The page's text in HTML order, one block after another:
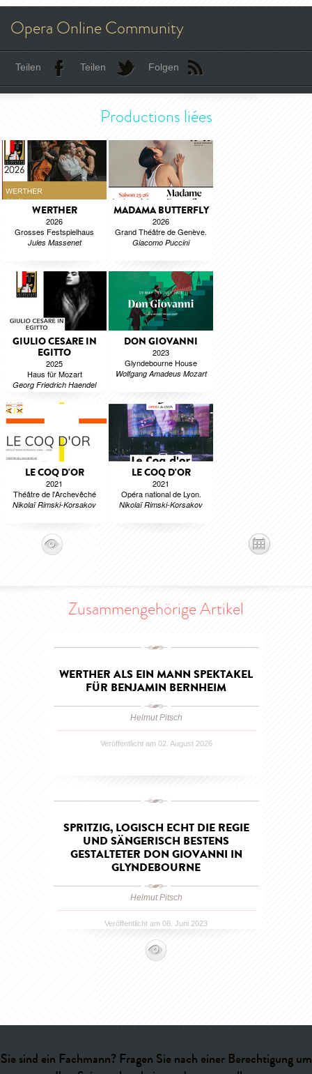
Opera Online Community
Teilen Teilen Folgen
Productions liées
WERTHER
2026
Grosses Festspielhaus
Jules Massenet
MADAMA BUTTERFLY
2026
Grand Théâtre de Genève.
Giacomo Puccini
GIULIO CESARE IN
EGITTO
2025
Haus für Mozart
Georg Friedrich Haendel
DON GIOVANNI
2023
Glyndebourne House
Wolfgang Amadeus Mozart
LE COQ D'OR
2021
Théâtre de l'Archevêché
Nikolaï Rimski-Korsakov
LE COQ D'OR
2021
Opéra national de Lyon.
Nikolaï Rimski-Korsakov
Zusammengehörige Artikel
WERTHER ALS EIN MANN SPEKTAKEL
FÜR BENJAMIN BERNHEIM
Helmut Pitsch
Veröffentlicht am 02. August 2026
SPRITZIG, LOGISCH ECHT DIE REGIE
UND SÄNGERISCH BESTENS
GESTALTETER DON GIOVANNI IN
GLYNDEBOURNE
Helmut Pitsch
Veröffentlicht am 08. Juni 2023
Sie sind ein Fachmann? Fragen Sie nach einer Berechtigung um